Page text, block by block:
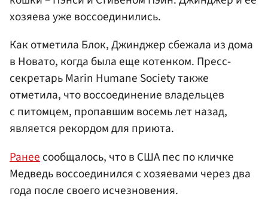
хозяева уже воссоединились.
Как отметила Блок, Джинджер сбежала из дома
в Новато, когда была еще котенком. Пресс-
секретарь Marin Humane Society также
отметила, что воссоединение владельцев
с питомцем, пропавшим восемь лет назад,
является рекордом для приюта.
Ранее сообщалось, что в США пес по кличке
Медведь воссоединился с хозяевами через два
года после своего исчезновения.